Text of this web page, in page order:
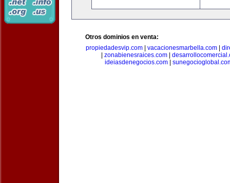
Otros dominios en venta:
propiedadesvip.com
vacacionesmarbella.com
zonabienesraices.com
ideiasdenegocios.com|